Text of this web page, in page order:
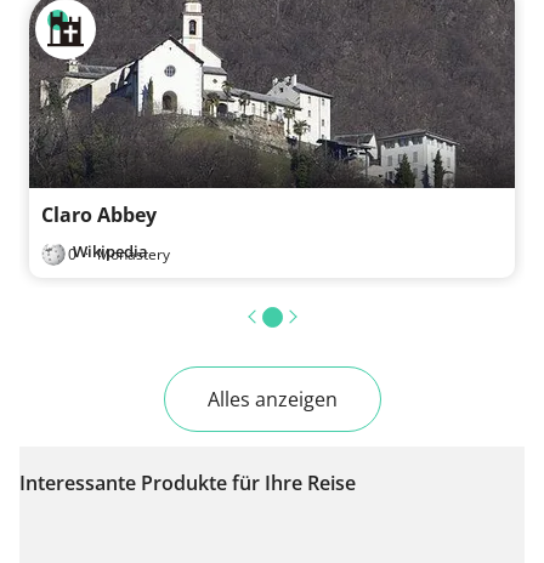
Auf Karte anzeigen
Ist Ihnen auf dieser Route etwas aufgefallen?Problem
hinzufügen
Claro Abbey
0 · Monastery
Wikipedia
Alles anzeigen
Interessante Produkte für Ihre Reise